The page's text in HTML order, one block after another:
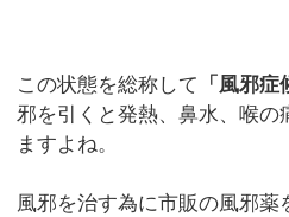
この状態を総称して 「風邪症
邪を引くと発熱、鼻水、喉の
ますよね。
風邪を治す為に市販の風邪薬